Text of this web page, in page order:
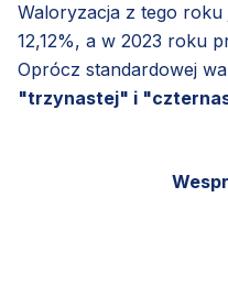
Waloryzacja z tego roku
12,12%, a w 2023 roku
Oprócz standardowej
"trzynastej" i